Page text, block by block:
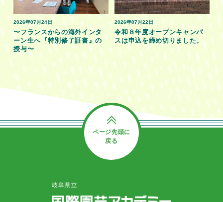
2026年07月24日
〜フランスからの海外インタ
ーン生へ『特別修了証書』の
授与〜
2026年07月22日
令和８年度オープンキャンパ
スは申込を締め切りました。
ページ先頭に
戻る